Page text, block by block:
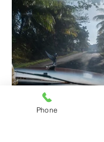
Phone